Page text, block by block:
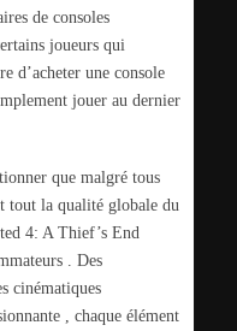
de consoles
joueurs qui
d’acheter une console
jouer au dernier
que malgré tous
tout la qualité globale du
4: A Thief’s End
. Des
cinématiques
, chaque élément